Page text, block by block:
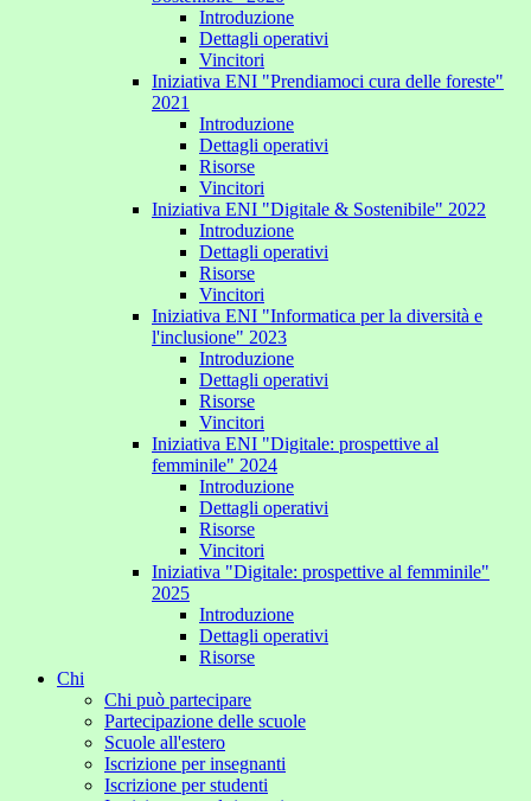
Introduzione
Dettagli operativi
Vincitori
Iniziativa ENI "Prendiamoci cura delle foreste"
2021
Introduzione
Dettagli operativi
Risorse
Vincitori
Iniziativa ENI "Digitale & Sostenibile" 2022
Introduzione
Dettagli operativi
Risorse
Vincitori
Iniziativa ENI "Informatica per la diversità e
l'inclusione" 2023
Introduzione
Dettagli operativi
Risorse
Vincitori
Iniziativa ENI "Digitale: prospettive al
femminile" 2024
Introduzione
Dettagli operativi
Risorse
Vincitori
Iniziativa "Digitale: prospettive al femminile"
2025
Introduzione
Dettagli operativi
Risorse
Chi
Chi può partecipare
Partecipazione delle scuole
Scuole all'estero
Iscrizione per insegnanti
Iscrizione per studenti